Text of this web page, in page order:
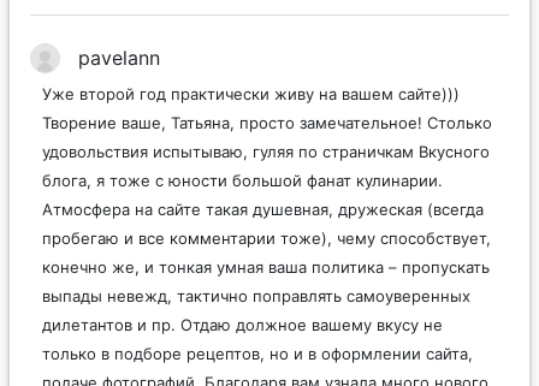
14.09.11 21:43
pavelann
Уже второй год практически живу на вашем сайте)))
Творение ваше, Татьяна, просто замечательное! Столько
удовольствия испытываю, гуляя по страничкам Вкусного
блога, я тоже с юности большой фанат кулинарии.
Атмосфера на сайте такая душевная, дружеская (всегда
пробегаю и все комментарии тоже), чему способствует,
конечно же, и тонкая умная ваша политика – пропускать
выпады невежд, тактично поправлять самоуверенных
дилетантов и пр. Отдаю должное вашему вкусу не
только в подборе рецептов, но и в оформлении сайта,